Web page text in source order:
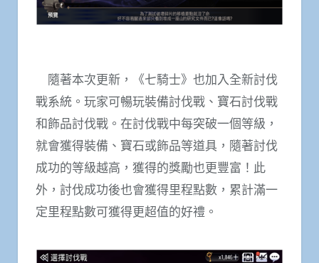
隨著本次更新，《七騎士》也加入全新討伐
戰系統。玩家可暢玩裝備討伐戰、寶石討伐戰
和飾品討伐戰。在討伐戰中每突破一個等級，
就會獲得裝備、寶石或飾品等道具，隨著討伐
成功的等級越高，獲得的獎勵也更豐富！此
外，討伐成功後也會獲得里程點數，累計滿一
定里程點數可獲得更超值的好禮。